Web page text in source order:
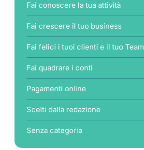
Fai conoscere la tua attività
Fai crescere il tuo business
Fai felici i tuoi clienti e il tuo Team
Fai quadrare i conti
Pagamenti online
Scelti dalla redazione
Senza categoria